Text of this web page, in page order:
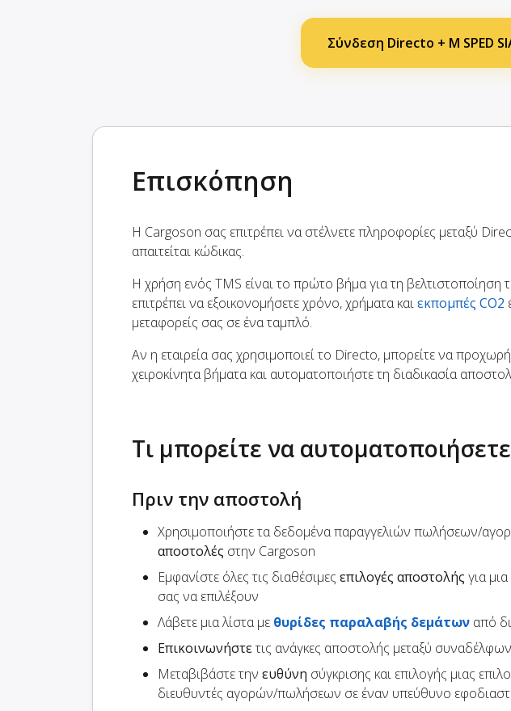
Σύνδεση Directo + M SPED
Επισκόπηση
Η Cargoson σας επιτρέπει να στέλνετε πληροφορίες μεταξύ
απαιτείται κώδικας.
Η χρήση ενός TMS είναι το πρώτο βήμα για τη
επιτρέπει να εξοικονομήσετε χρόνο, χρήματα καιεκπομπές CO2
μεταφορείς σας σε ένα ταμπλό.
Αν η εταιρεία σας χρησιμοποιεί το Directo, μπορείτε να
χειροκίνητα βήματα και αυτοματοποιήστε τη διαδικασία
Τι μπορείτε να αυτοματοποιήσετε
Πριν την αποστολή
Χρησιμοποιήστε τα δεδομένα παραγγελιών πωλήσεων/
αποστολές στην Cargoson
Εμφανίστε όλες τις διαθέσιμες επιλογές αποστολής για
σας να επιλέξουν
Λάβετε μια λίστα με θυρίδες παραλαβής δεμάτων από
Επικοινωνήστετις ανάγκες αποστολής μεταξύ συναδέλφων
Μεταβιβάστε την ευθύνη σύγκρισης και επιλογής μιας
διευθυντές αγορών/πωλήσεων σε έναν υπεύθυνο